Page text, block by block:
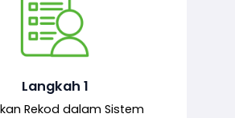
Langkah 1
Rekod dalam Sistem
ke atas sejarah permohonan
dibuat oleh pemohon,